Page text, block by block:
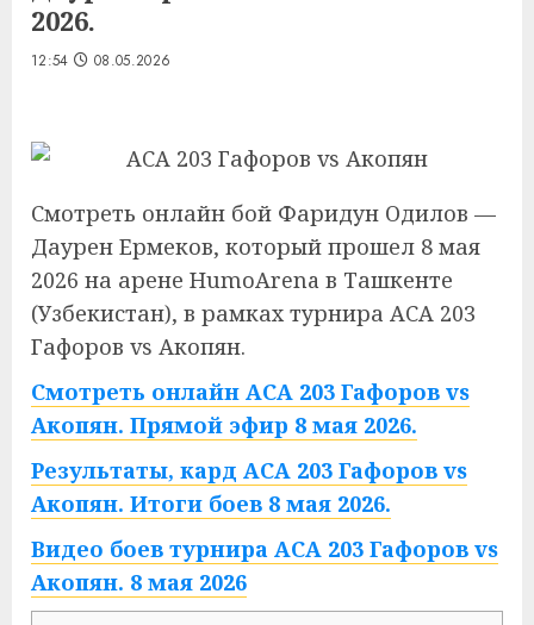
2026.
12:54 08.05.2026
Смотреть онлайн бой Фаридун Одилов —
Даурен Ермеков, который прошел 8 мая
2026 на арене HumoArena в Ташкенте
(Узбекистан), в рамках турнира ACA 203
Гафоров vs Акопян.
Смотреть онлайн ACA 203 Гафоров vs
Акопян. Прямой эфир 8 мая 2026.
Результаты, кард ACA 203 Гафоров vs
Акопян. Итоги боев 8 мая 2026.
Видео боев турнира ACA 203 Гафоров vs
Акопян. 8 мая 2026